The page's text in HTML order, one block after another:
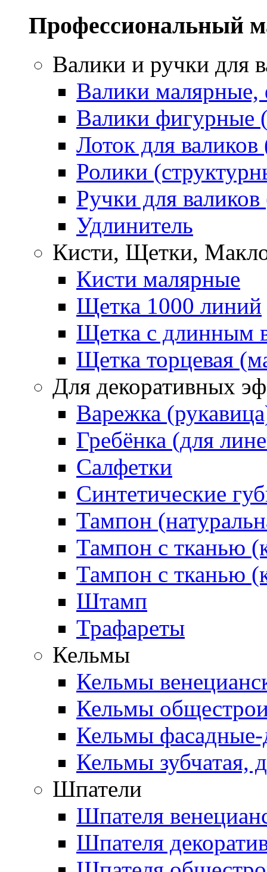
Профессиональный
Валики и ручки для
Валики малярные,
Валики фигурные
Лоток для
Ролики
Ручки для
Удлинитель
Кисти, Щетки,
Кисти малярные
Щетка 1000 линий
Щетка с длинным
Щетка торцевая
Для декоративных
Варежка
Гребёнка (для
Салфетки
Синтетические
Тампон
Тампон с тканью
Тампон с тканью
Штамп
Трафареты
Кельмы
Кельмы
Кельмы
Кельмы
Кельмы зубчатая,
Шпатели
Шпателя
Шпателя